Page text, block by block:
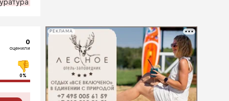
0
оценили
0%
РЕКЛАМА